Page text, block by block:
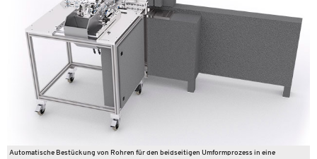
Automatische Bestückung von Rohren für den beidseitigen Umformprozess in eine